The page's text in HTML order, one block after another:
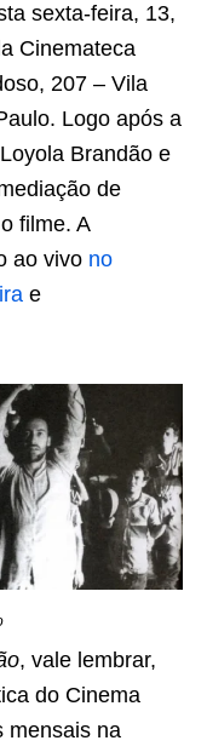
sexta-feira, 13,
Cinemateca
207 – Vila
Logo após a
Brandão e
de
filme. A
ao vivo no
e
, vale lembrar,
do Cinema
mensais na